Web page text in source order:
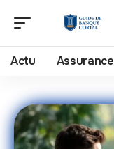
Actu Assurance